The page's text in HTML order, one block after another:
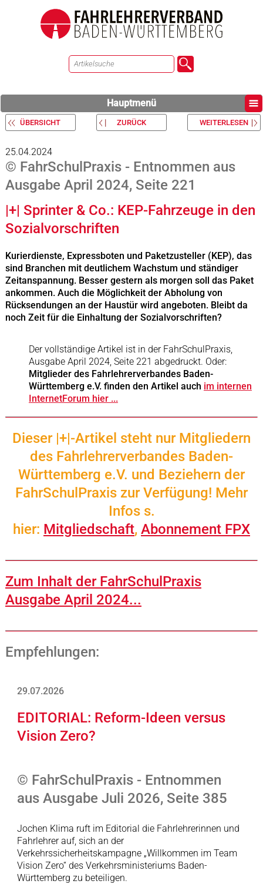
Hauptmenü
ÜBERSICHT ZURÜCK WEITERLESEN
25.04.2024
© FahrSchulPraxis - Entnommen aus
Ausgabe April 2024, Seite 221
|+| Sprinter & Co.: KEP-Fahrzeuge in den
Sozialvorschriften
Kurierdienste, Expressboten und Paketzusteller (KEP), das
sind Branchen mit deutlichem Wachstum und ständiger
Zeitanspannung. Besser gestern als morgen soll das Paket
ankommen. Auch die Möglichkeit der Abholung von
Rücksendungen an der Haustür wird angeboten. Bleibt da
noch Zeit für die Einhaltung der Sozialvorschriften?
Der vollständige Artikel ist in der FahrSchulPraxis,
Ausgabe April 2024, Seite 221 abgedruckt. Oder:
Mitglieder des Fahrlehrerverbandes Baden-
Württemberg e.V. finden den Artikel auch im internen
InternetForum hier ...
Dieser |+|-Artikel steht nur Mitgliedern
des Fahrlehrerverbandes Baden-
Württemberg e.V. und Beziehern der
FahrSchulPraxis zur Verfügung! Mehr
Infos s.
hier: Mitgliedschaft, Abonnement FPX
Zum Inhalt der FahrSchulPraxis
Ausgabe April 2024...
Empfehlungen:
29.07.2026
EDITORIAL: Reform-Ideen versus
Vision Zero?
© FahrSchulPraxis - Entnommen
aus Ausgabe Juli 2026, Seite 385
Jochen Klima ruft im Editorial die Fahrlehrerinnen und
Fahrlehrer auf, sich an der
Verkehrssicherheitskampagne „Willkommen im Team
Vision Zero“ des Verkehrsministeriums Baden-
Württemberg zu beteiligen.